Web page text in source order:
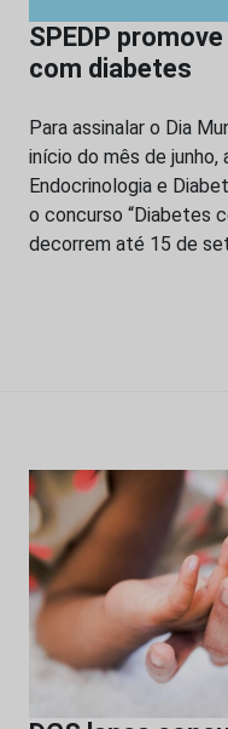
SPEDP
com diabetes
Para assinalar o Dia
início do mês de
Endocrinologia e
o concurso “Diabetes
decorrem até 15 de